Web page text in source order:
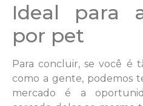
Ideal para
por pet
Para concluir, se você é
como a gente, podemos
mercado é a